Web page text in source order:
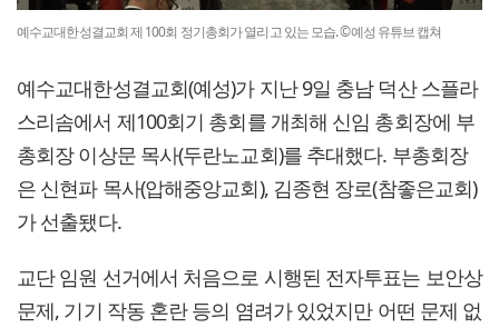
예수교대한성결교회 제 100회 정기총회가 열리고 있는 모습. ©예성 유튜브 캡쳐
예수교대한성결교회(예성)가 지난 9일 충남 덕산 스플라
스리솜에서 제100회기 총회를 개최해 신임 총회장에 부
총회장 이상문 목사(두란노교회)를 추대했다. 부총회장
은 신현파 목사(압해중앙교회), 김종현 장로(참좋은교회)
가 선출됐다.
교단 임원 선거에서 처음으로 시행된 전자투표는 보안상
문제, 기기 작동 혼란 등의 염려가 있었지만 어떤 문제 없